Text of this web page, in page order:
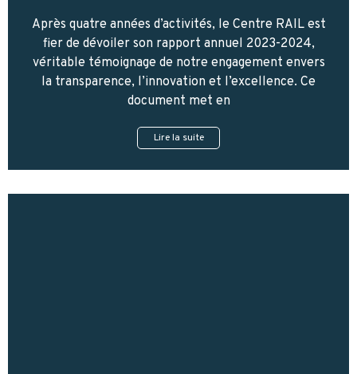
Après quatre années d’activités, le Centre RAIL est
fier de dévoiler son rapport annuel 2023-2024,
véritable témoignage de notre engagement envers
la transparence, l’innovation et l’excellence. Ce
document met en
Lire la suite